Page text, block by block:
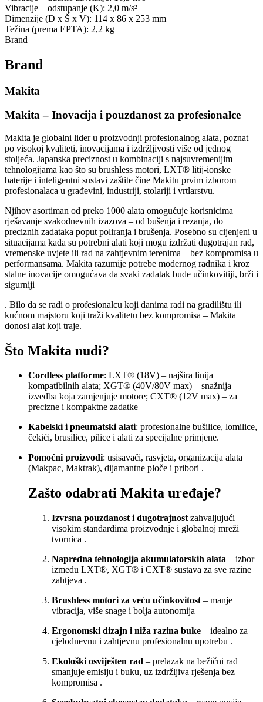
Vibracije – odstupanje (K): 2,0 m/s²
Dimenzije (D x Š x V): 114 x 86 x 253 mm
Težina (prema EPTA): 2,2 kg
Brand
Brand
Makita
Makita – Inovacija i pouzdanost za profesionalce
Makita je globalni lider u proizvodnji profesionalnog alata, poznat
po visokoj kvaliteti, inovacijama i izdržljivosti više od jednog
stoljeća. Japanska preciznost u kombinaciji s najsuvremenijim
tehnologijama kao što su brushless motori, LXT® litij-ionske
baterije i inteligentni sustavi zaštite čine Makitu prvim izborom
profesionalaca u građevini, industriji, stolariji i vrtlarstvu.
Njihov asortiman od preko 1000 alata omogućuje korisnicima
rješavanje svakodnevnih izazova – od bušenja i rezanja, do
preciznih zadataka poput poliranja i brušenja. Posebno su cijenjeni u
situacijama kada su potrebni alati koji mogu izdržati dugotrajan rad,
vremenske uvjete ili rad na zahtjevnim terenima – bez kompromisa u
performansama. Makita razumije potrebe modernog radnika i kroz
stalne inovacije omogućava da svaki zadatak bude učinkovitiji, brži i
sigurniji
. Bilo da se radi o profesionalcu koji danima radi na gradilištu ili
kućnom majstoru koji traži kvalitetu bez kompromisa – Makita
donosi alat koji traje.
Što Makita nudi?
Cordless platforme: LXT® (18V) – najšira linija
kompatibilnih alata; XGT® (40V/80V max) – snažnija
izvedba koja zamjenjuje motore; CXT® (12V max) – za
precizne i kompaktne zadatke
Kabelski i pneumatski alati: profesionalne bušilice, lomilice,
čekići, brusilice, pilice i alati za specijalne primjene.
Pomoćni proizvodi: usisavači, rasvjeta, organizacija alata
(Makpac, Maktrak), dijamantne ploče i pribori .
Zašto odabrati Makita uređaje?
Izvrsna pouzdanost i dugotrajnost zahvaljujući
visokim standardima proizvodnje i globalnoj mreži
tvornica .
Napredna tehnologija akumulatorskih alata – izbor
između LXT®, XGT® i CXT® sustava za sve razine
zahtjeva .
Brushless motori za veću učinkovitost – manje
vibracija, više snage i bolja autonomija
Ergonomski dizajn i niža razina buke – idealno za
cjelodnevnu i zahtjevnu profesionalnu upotrebu .
Ekološki osviješten rad – prelazak na bežični rad
smanjuje emisiju i buku, uz izdržljiva rješenja bez
kompromisa .